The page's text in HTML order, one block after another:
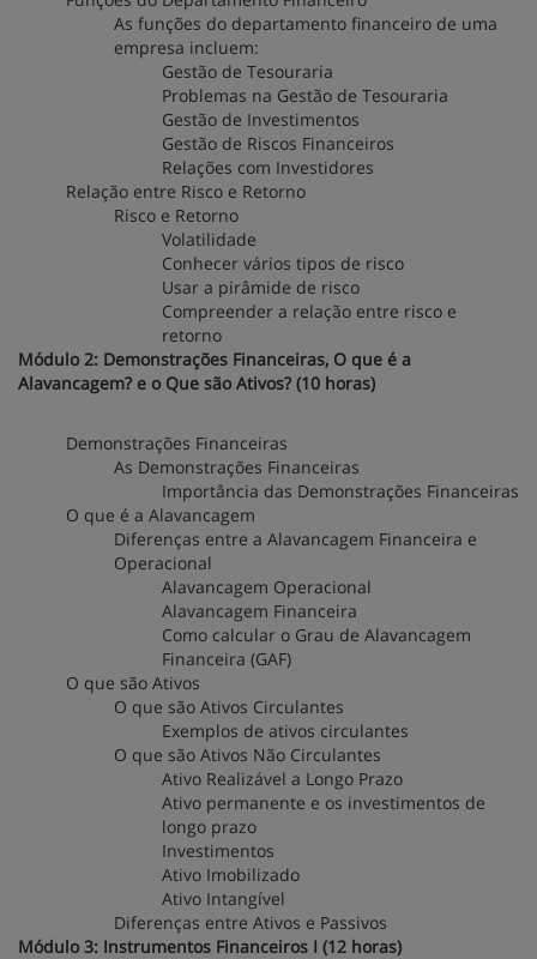
As funções do departamento financeiro de uma
empresa incluem:
Gestão de Tesouraria
Problemas na Gestão de Tesouraria
Gestão de Investimentos
Gestão de Riscos Financeiros
Relações com Investidores
Relação entre Risco e Retorno
Risco e Retorno
Volatilidade
Conhecer vários tipos de risco
Usar a pirâmide de risco
Compreender a relação entre risco e
retorno
Módulo 2: Demonstrações Financeiras, O que é a
Alavancagem? e o Que são Ativos? (10 horas)
Demonstrações Financeiras
As Demonstrações Financeiras
Importância das Demonstrações Financeiras
O que é a Alavancagem
Diferenças entre a Alavancagem Financeira e
Operacional
Alavancagem Operacional
Alavancagem Financeira
Como calcular o Grau de Alavancagem
Financeira (GAF)
O que são Ativos
O que são Ativos Circulantes
Exemplos de ativos circulantes
O que são Ativos Não Circulantes
Ativo Realizável a Longo Prazo
Ativo permanente e os investimentos de
longo prazo
Investimentos
Ativo Imobilizado
Ativo Intangível
Diferenças entre Ativos e Passivos
Módulo 3: Instrumentos Financeiros I (12 horas)